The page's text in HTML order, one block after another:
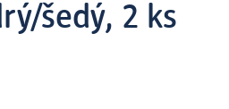
šedý, 2 ks